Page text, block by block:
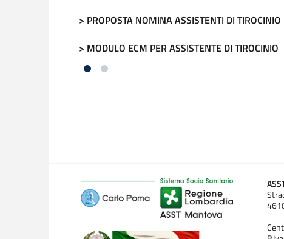
> PROPOSTA NOMINA ASSISTENTI DI TIROCINIO
> MODULO ECM PER ASSISTENTE DI TIROCINIO